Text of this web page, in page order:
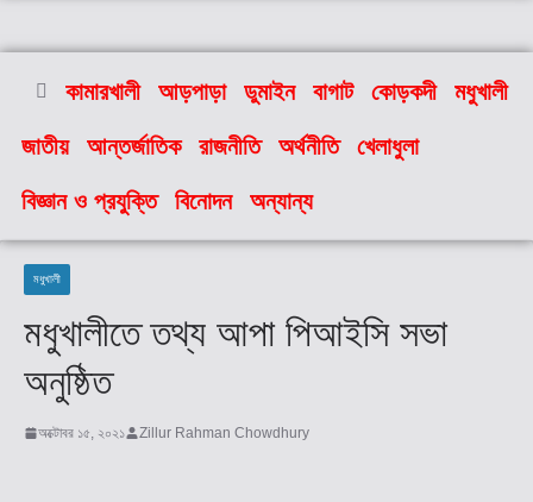
কামারখালী আড়পাড়া ডুমাইন বাগাট কোড়কদী মধুখালী
জাতীয় আন্তর্জাতিক রাজনীতি অর্থনীতি খেলাধুলা
বিজ্ঞান ও প্রযুক্তি বিনোদন অন্যান্য
মধুখালী
মধুখালীতে তথ্য আপা পিআইসি সভা
অনুষ্ঠিত
অক্টোবর ১৫, ২০২১ Zillur Rahman Chowdhury